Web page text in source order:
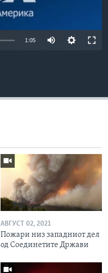
1:05
АВГУСТ 02, 2021
Пожари низ западниот дел
од Соединетите Држави